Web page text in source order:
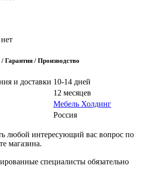
нет
Гарантия / Производство
и доставки 10-14 дней
12 месяцев
Мебель Холдинг
Россия
любой интересующий вас вопрос по
магазина.
специалисты обязательно